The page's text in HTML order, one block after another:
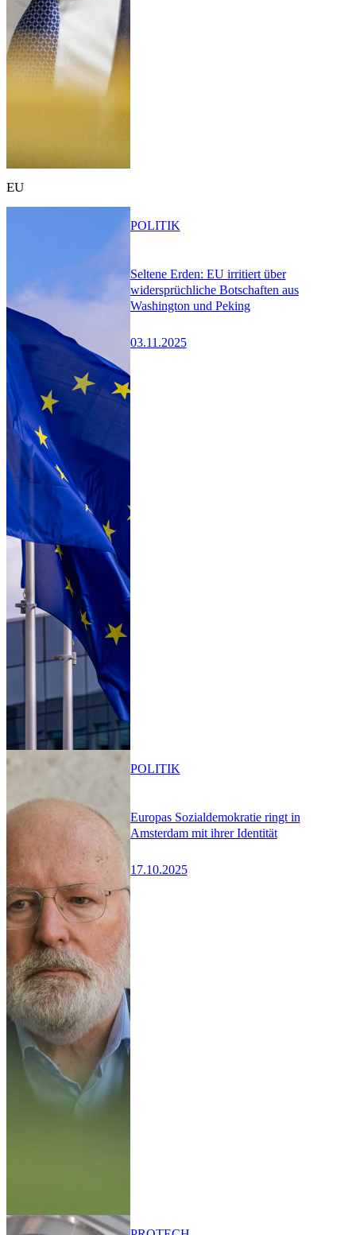
EU
Seltene Erden: EU irritiert über
widersprüchliche Botschaften aus
Washington und Peking
03.11.2025
POLITIK
Europas Sozialdemokratie ringt in
Amsterdam mit ihrer Identität
17.10.2025
POLITIK